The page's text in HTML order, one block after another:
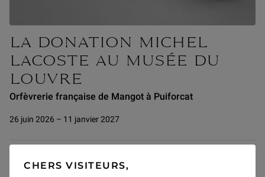
CHERS VISITEURS,
LA DONATION MICHEL
LACOSTE AU MUSÉE DU
LOUVRE
Orfèvrerie française de Mangot à Puiforcat
26 juin 2026 – 11 janvier 2027